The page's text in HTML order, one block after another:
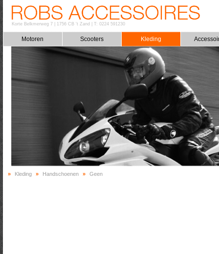
Korte Belkmerweg 7| 1756 CB 't Zand T: 0224 591230
Motoren Scooters Kleding
» Kleding » Handschoenen » Geen